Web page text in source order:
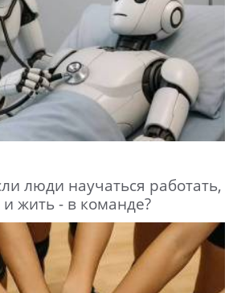
люди научаться работать,
жить - в команде?